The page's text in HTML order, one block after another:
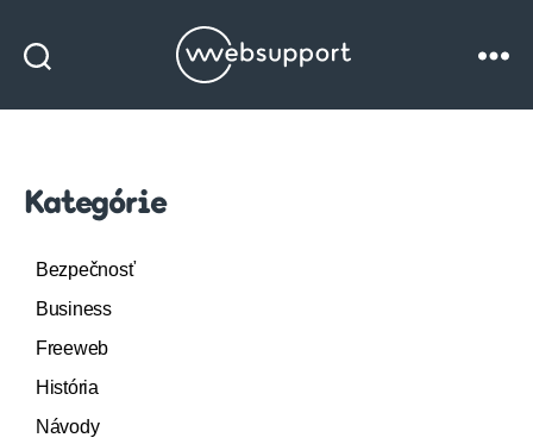
Websupport
Kategórie
Bezpečnosť
Business
Freeweb
História
Návody